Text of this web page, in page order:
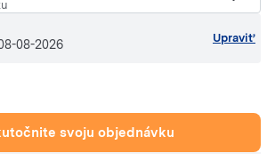
08-2026 Upraviť
svoju objednávku